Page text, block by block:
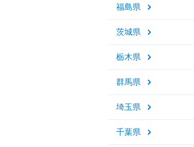
福島県
茨城県
栃木県
群馬県
埼玉県
千葉県